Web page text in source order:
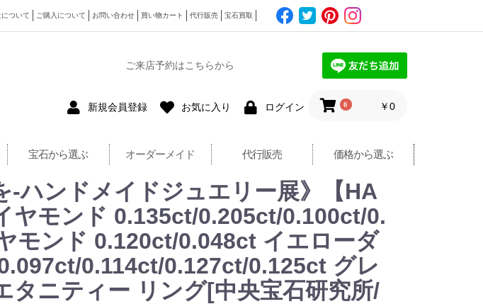
ついて ご購入について お問い合わせ 買い物カート 代行販売 宝石買取
ご来店予約はこちらから
新規会員登録 お気に入り ログイン 0 ￥0
宝石から選ぶ オーダーメイド 代行販売 価格から選ぶ
-ハンドメイドジュエリー展》【HA
ヤモンド 0.135ct/0.205ct/0.100ct/0.
モンド 0.120ct/0.048ct イエローダ
0.114ct/0.127ct/0.125ct グレ
ニティー リング[中央宝石研究所/